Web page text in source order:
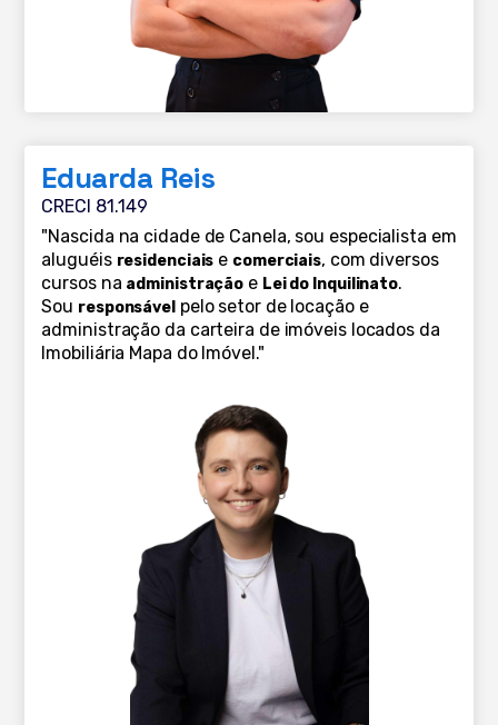
Eduarda Reis
CRECI 81.149
"Nascida na cidade de Canela, sou especialista em
aluguéis residenciais e comerciais, com diversos
cursos na administração e Lei do Inquilinato.
Sou responsável pelo setor de locação e
administração da carteira de imóveis locados da
Imobiliária Mapa do Imóvel."